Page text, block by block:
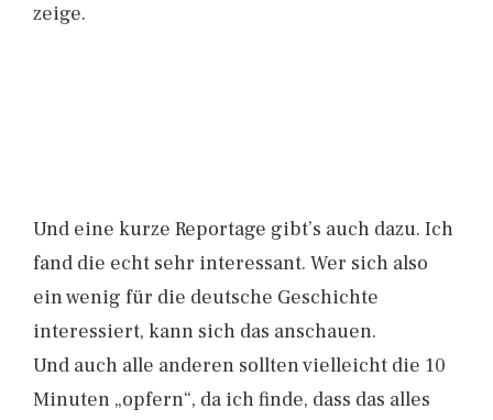
zeige.
Und eine kurze Reportage gibt’s auch dazu. Ich
fand die echt sehr interessant. Wer sich also
ein wenig für die deutsche Geschichte
interessiert, kann sich das anschauen.
Und auch alle anderen sollten vielleicht die 10
Minuten „opfern“, da ich finde, dass das alles